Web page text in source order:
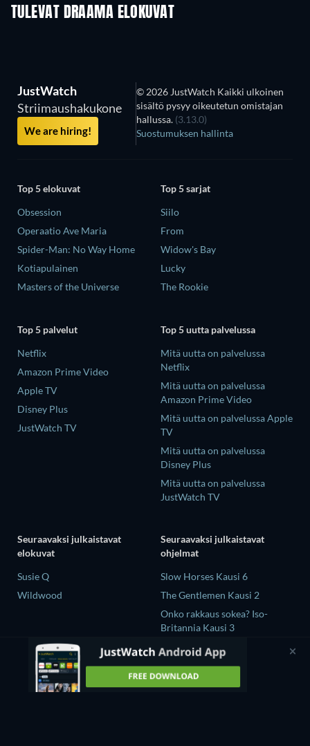
TULEVAT DRAAMA ELOKUVAT
JustWatch
Striimaushakukone
We are hiring!
© 2026 JustWatch Kaikki ulkoinen
sisältö pysyy oikeutetun omistajan
hallussa. (3.13.0)
Suostumuksen hallinta
Top 5 elokuvat
Obsession
Operaatio Ave Maria
Spider-Man: No Way Home
Kotiapulainen
Masters of the Universe
Top 5 sarjat
Siilo
From
Widow's Bay
Lucky
The Rookie
Top 5 palvelut
Netflix
Amazon Prime Video
Apple TV
Disney Plus
JustWatch TV
Top 5 uutta palvelussa
Mitä uutta on palvelussa
Netflix
Mitä uutta on palvelussa
Amazon Prime Video
Mitä uutta on palvelussa Apple
TV
Mitä uutta on palvelussa
Disney Plus
Mitä uutta on palvelussa
JustWatch TV
Seuraavaksi julkaistavat
elokuvat
Susie Q
Wildwood
Seuraavaksi julkaistavat
ohjelmat
Slow Horses Kausi 6
The Gentlemen Kausi 2
Onko rakkaus sokea? Iso-
Britannia Kausi 3
Mourinho Kausi 1
GTO (2026) Kausi 1